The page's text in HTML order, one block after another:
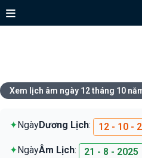
Xem lịch âm ngày 12 tháng 10
✦NgàyDương Lịch: 12 - 10 -
✦NgàyÂm Lịch: 21 - 8 - 2025